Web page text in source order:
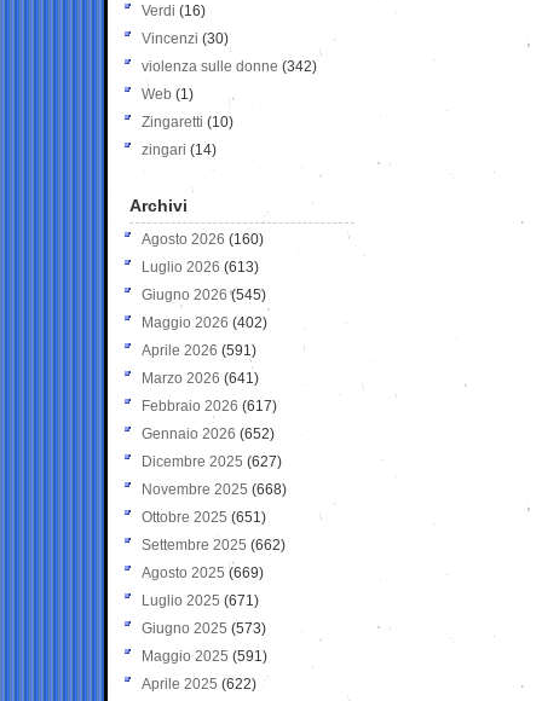
Verdi (16)
Vincenzi (30)
violenza sulle donne (342)
Web (1)
Zingaretti (10)
zingari (14)
Archivi
Agosto 2026 (160)
Luglio 2026 (613)
Giugno 2026 (545)
Maggio 2026 (402)
Aprile 2026 (591)
Marzo 2026 (641)
Febbraio 2026 (617)
Gennaio 2026 (652)
Dicembre 2025 (627)
Novembre 2025 (668)
Ottobre 2025 (651)
Settembre 2025 (662)
Agosto 2025 (669)
Luglio 2025 (671)
Giugno 2025 (573)
Maggio 2025 (591)
Aprile 2025 (622)